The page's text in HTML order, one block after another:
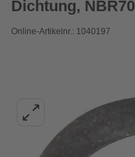
Dichtung, NBR70
Online-Artikelnr.: 1040197